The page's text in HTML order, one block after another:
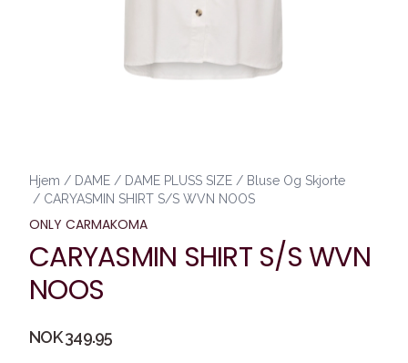
Hjem / DAME / DAME PLUSS SIZE / Bluse Og Skjorte
/ CARYASMIN SHIRT S/S WVN NOOS
ONLY CARMAKOMA
CARYASMIN SHIRT S/S WVN
NOOS
Produktdetaljer
NOK 349.95